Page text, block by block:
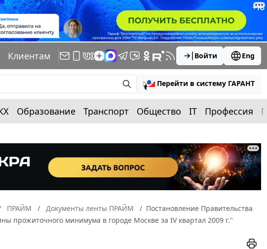
Клиентам Войти Eng
Перейти в систему ГАРАНТ
Образование Транспорт Общество IT Профессия
ПРАЙМ Документы ленты ПРАЙМ
Постановление Правительства
прожиточного минимума в городе Москве за IV квартал 2009 г."